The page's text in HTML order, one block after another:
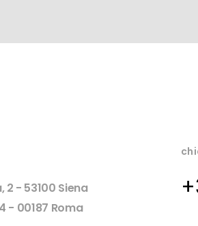
2 - 53100 Siena
- 00187 Roma